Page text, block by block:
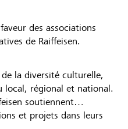
des associations
de Raiffeisen.
la diversité culturelle,
local, régional et national.
soutiennent
et projets dans leurs